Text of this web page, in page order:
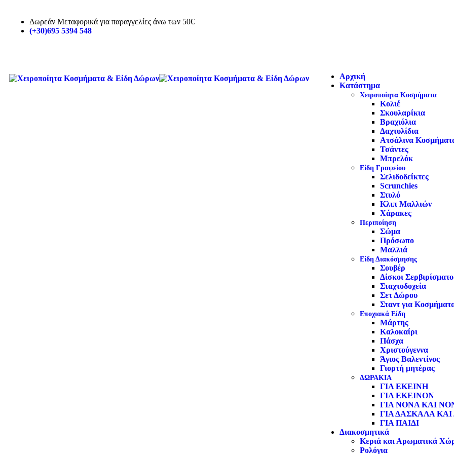
Δωρεάν Μεταφορικά για παραγγελίες άνω των 50€
(+30)695 5394 548
Αρχική
Κατάστημα
Χειροποίητα Κοσμήματα
Κολιέ
Σκουλαρίκια
Βραχιόλια
Δαχτυλίδια
Ατσάλινα
Τσάντες
Μπρελόκ
Είδη Γραφείου
Σελιδοδείκτες
Scrunchies
Στυλό
Κλιπ Μαλλιών
Χάρακες
Περιποίηση
Σώμα
Πρόσωπο
Μαλλιά
Είδη Διακόσμησης
Σουβέρ
Δίσκοι
Σταχτοδοχεία
Σετ Δώρου
Σταντ για
Εποχιακά Είδη
Μάρτης
Καλοκαίρι
Πάσχα
Χριστούγεννα
Άγιος Βαλεντίνος
Γιορτή μητέρας
ΔΩΡΑΚΙΑ
ΓΙΑ ΕΚΕΙΝΗ
ΓΙΑ ΕΚΕΙΝΟΝ
ΓΙΑ ΝΟΝΑ ΚΑΙ
ΓΙΑ ΔΑΣΚΑΛΑ
ΓΙΑ ΠΑΙΔΙ
Διακοσμητικά
Κεριά και Αρωματικά
Ρολόγια